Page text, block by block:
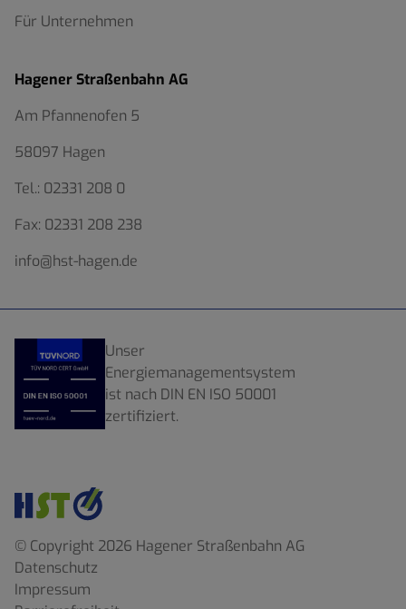
Für Unternehmen
Hagener Straßenbahn AG
Am Pfannenofen 5
58097 Hagen
Tel.: 02331 208 0
Fax: 02331 208 238
info@hst-hagen.de
Unser
Energiemanagementsystem
ist nach DIN EN ISO 50001
zertifiziert.
© Copyright 2026 Hagener Straßenbahn AG
Datenschutz
Impressum